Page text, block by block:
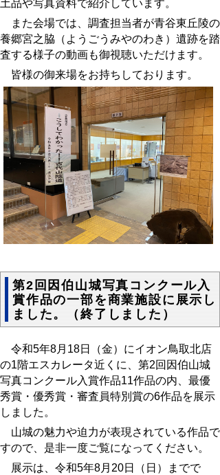
土品や写真資料で紹介しています。
また会場では、調査担当者が青谷東丘陵の
養郷宮之脇（ようごうみやのわき）遺跡を踏
査する様子の動画も御視聴いただけます。
皆様の御来場をお持ちしております。
第2回因伯山城写真コンクール入
賞作品の一部を商業施設に展示し
ました。（終了しました）
令和5年8月18日（金）にイオン鳥取北店
の1階エスカレータ近くに、第2回因伯山城
写真コンクール入賞作品11作品の内、最優
秀賞・優秀賞・審査員特別賞の6作品を展示
しました。
山城の魅力や迫力が表現されている作品で
すので、是非一度ご覧になってください。
展示は、令和5年8月20日（日）までで